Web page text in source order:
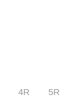
4R 5R